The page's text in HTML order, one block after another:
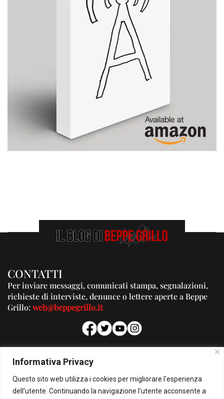
Informativa Privacy
Questo sito web utilizza i cookies per migliorare l'esperienza
dell'utente. Continuando la navigazione l'utente acconsente a
CONTATTI
Per inviare messaggi, comunicati stampa, segnalazioni,
richieste di interviste, denunce o lettere aperte a Beppe
Grillo:web@beppegrillo.it
PUBBLICITA'
Per la tua pubblicità su questo Blog:
pubblicita@beppegrillo.it